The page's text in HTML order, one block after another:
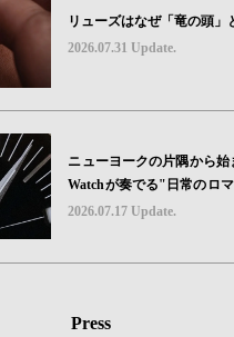
リューズはなぜ「竜の頭」
2026.07.31 Update.
ニューヨークの片隅から始
Watchが奏でる"日常のロ
icks #08
2026.07.17 Update.
Press